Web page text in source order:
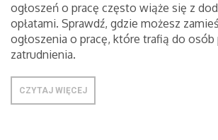
ogłoszeń o pracę często wiąże się z
opłatami. Sprawdź, gdzie możesz
ogłoszenia o pracę, które trafią do
zatrudnienia.
CZYTAJ WIĘCEJ